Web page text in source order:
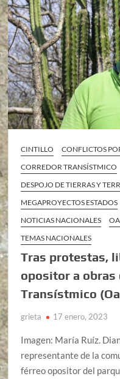
CINTILLO
CONFLICTOS
CORREDOR TRANSÍSTMICO
DESPOJO DE TIERRAS Y
MEGAPROYECTOS ESTADOS
NOTICIAS NACIONALES
TEMAS NACIONALES
Tras protestas,
opositor a obras
Transístmico
grieta 17 enero, 2023
Imagen: María Ruíz.
representante de la
férreo opositor del